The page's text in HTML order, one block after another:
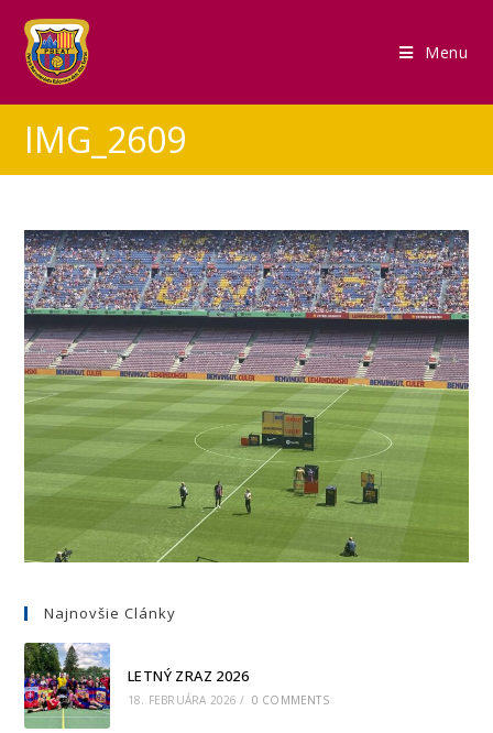
Menu
IMG_2609
Najnovšie Clánky
LETNÝ ZRAZ 2026
18. FEBRUÁRA 2026 / 0 COMMENTS